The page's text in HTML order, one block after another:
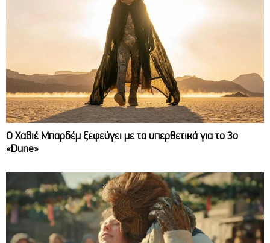
O Χαβιέ Μπαρδέμ ξεφεύγει με τα υπερθετικά για το 3ο
«Dune»